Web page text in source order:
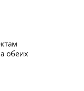
обеих